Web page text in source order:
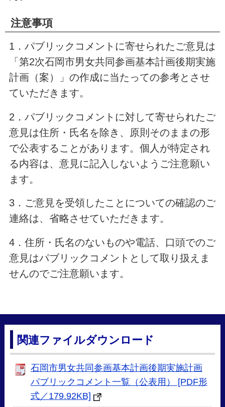
注意事項
1．パブリックコメントに寄せられたご意見は
「第2次石岡市男女共同参画基本計画後期実施
計画（案）」の作成に当たっての参考とさせ
ていただきます。
2．パブリックコメントに対して寄せられたご
意見は住所・氏名を除き、原則そのままの形
で公表することがあります。個人が特定され
る内容は、意見に記入しないようご注意願い
ます。
3．ご意見を受領したことについての確認のご
連絡は、省略させていただきます。
4．住所・氏名のないものや電話、口頭でのご
意見はパブリックコメントとして取り扱えま
せんのでご注意願います。
関連ファイルダウンロード
石岡市男女共同参画基本計画後期実施計画
パブリックコメント一覧（公表用） [PDF形
式／179.92KB]